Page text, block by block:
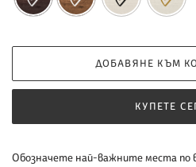
ДОБАВЯНЕ КЪМ
КУПЕТЕ
Добавяне
Обозначете най-важните места по